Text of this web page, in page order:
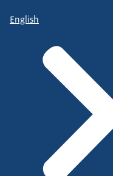
English